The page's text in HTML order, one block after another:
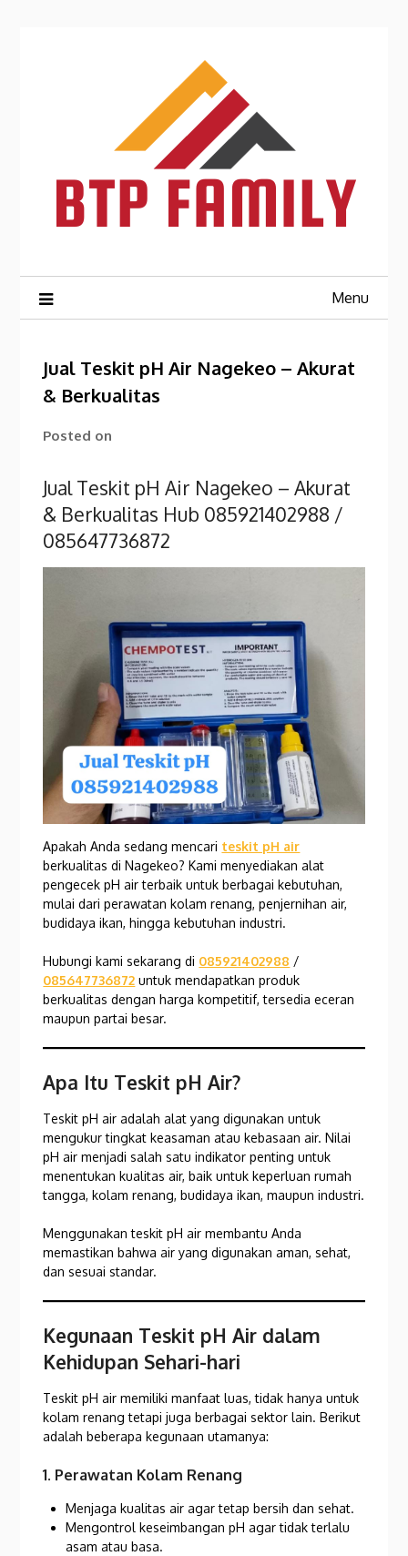
Menu
Jual Teskit pH Air Nagekeo – Akurat
& Berkualitas
Posted on
Jual Teskit pH Air Nagekeo – Akurat
& Berkualitas Hub 085921402988 /
085647736872
Apakah Anda sedang mencari teskit pH air
berkualitas di Nagekeo? Kami menyediakan alat
pengecek pH air terbaik untuk berbagai kebutuhan,
mulai dari perawatan kolam renang, penjernihan air,
budidaya ikan, hingga kebutuhan industri.
Hubungi kami sekarang di 085921402988 /
085647736872 untuk mendapatkan produk
berkualitas dengan harga kompetitif, tersedia eceran
maupun partai besar.
Apa Itu Teskit pH Air?
Teskit pH air adalah alat yang digunakan untuk
mengukur tingkat keasaman atau kebasaan air. Nilai
pH air menjadi salah satu indikator penting untuk
menentukan kualitas air, baik untuk keperluan rumah
tangga, kolam renang, budidaya ikan, maupun industri.
Menggunakan teskit pH air membantu Anda
memastikan bahwa air yang digunakan aman, sehat,
dan sesuai standar.
Kegunaan Teskit pH Air dalam
Kehidupan Sehari-hari
Teskit pH air memiliki manfaat luas, tidak hanya untuk
kolam renang tetapi juga berbagai sektor lain. Berikut
adalah beberapa kegunaan utamanya:
1. Perawatan Kolam Renang
Menjaga kualitas air agar tetap bersih dan sehat.
Mengontrol keseimbangan pH agar tidak terlalu
asam atau basa.